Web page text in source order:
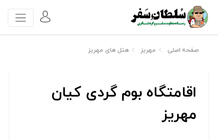
صفحه اصلی مهریز هتل های مهریز
اقامتگاه بوم گردی کیان
مهریز